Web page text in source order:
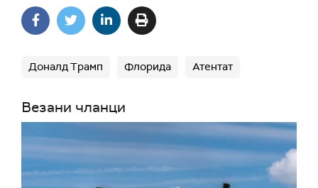
Доналд Трамп Флорида Атентат
Везани чланци